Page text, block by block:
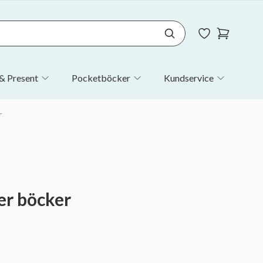
Present Pocketböcker Kundservice
böcker